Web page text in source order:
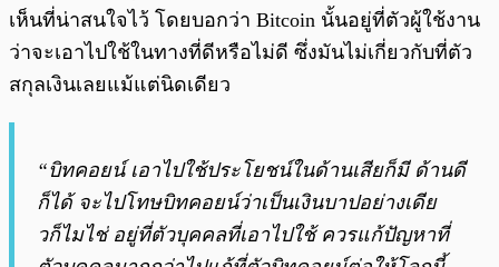
เห็นที่น่าสนใจไว้ โดยบอกว่า Bitcoin นั้นอยู่ที่ตัวผู้ใช้งาน
ว่าจะเอาไปใช้ในทางที่ดีหรือไม่ดี ซึ่งมันไม่เกี่ยวกับที่ตัว
สกุลเงินเลยแม้แต่นิดเดียว
“บิทคอยน์ เอาไปใช้ประโยชน์ในด้านเสียก็มี ด้านดี
ก็ได้ จะไปโทษบิทคอยน์ว่าเป็นเงินบาปอย่างเดีย
วก็ไมไช่ อยู่ที่ตัวบุคคลที่เอาไปใช้ ควรแก้ปัญหาที่